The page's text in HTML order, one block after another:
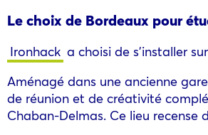
Le choix de Bordeaux pour
Ironhack a choisi de s’installer
Aménagé dans une ancienne
de réunion et de créativité
Chaban-Delmas. Ce lieu recense